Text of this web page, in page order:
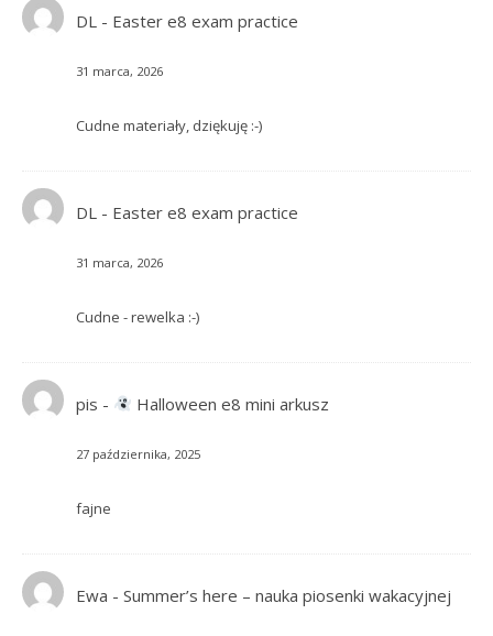
DL - Easter e8 exam practice
31 marca, 2026
Cudne materiały, dziękuję :-)
DL - Easter e8 exam practice
31 marca, 2026
Cudne - rewelka :-)
pis - Halloween e8 mini arkusz
27 października, 2025
fajne
Ewa - Summer’s here – nauka piosenki wakacyjnej